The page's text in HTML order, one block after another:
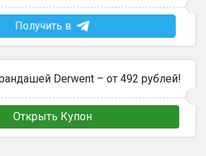
Получить в
Derwent – от 492 рублей!
Открыть Купон